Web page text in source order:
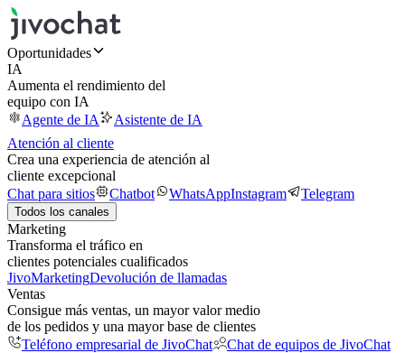
Oportunidades
IA
Aumenta el rendimiento del
equipo con IA
Agente de IA
Asistente de IA
Atención al cliente
Crea una experiencia de atención al
cliente excepcional
Chat para sitios
Chatbot WhatsAppInstagram Telegram
Todos los canales
Marketing
Transforma el tráfico en
clientes potenciales cualificados
JivoMarketingDevolución de llamadas
Ventas
Consigue más ventas, un mayor valor medio
de los pedidos y una mayor base de clientes
Teléfono empresarial de JivoChat
Chat de equipos de JivoChat